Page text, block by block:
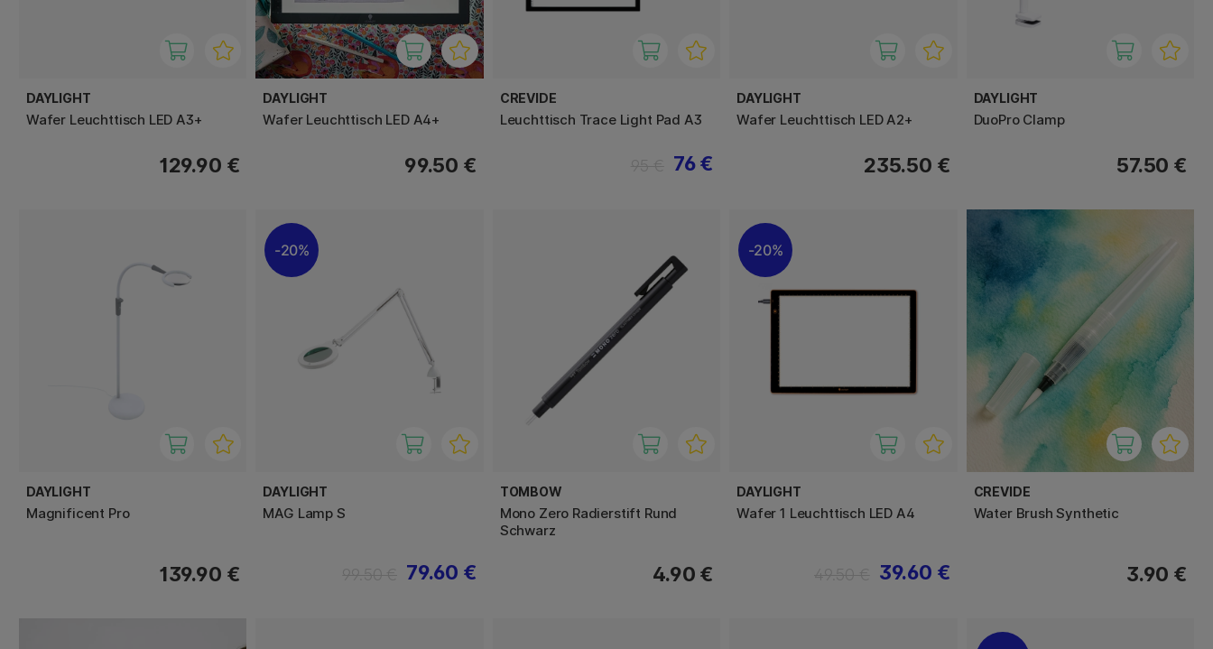
DAYLIGHT
Wafer Leuchttisch LED A3+
129.90 €
DAYLIGHT
Wafer Leuchttisch LED A4+
99.50 €
CREVIDE
Leuchttisch Trace Light Pad A3
76 €
DAYLIGHT
Wafer Leuchttisch LED A2+
235.50 €
DAYLIGHT
DuoPro Clamp
57.50 €
DAYLIGHT
Magnificent Pro
139.90 €
20%
DAYLIGHT
MAG Lamp S
79.60 €
TOMBOW
Mono Zero Radierstift Rund
Schwarz
4.90 €
20%
DAYLIGHT
Wafer 1 Leuchttisch LED A4
39.60 €
CREVIDE
Water Brush Synthetic
3.90 €